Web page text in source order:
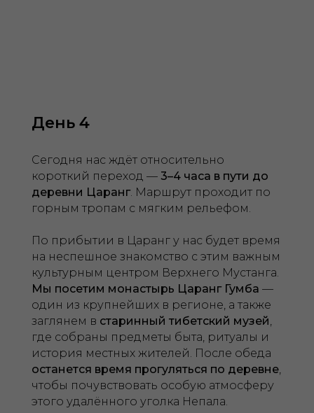
День 4
Сегодня нас ждёт относительно
короткий переход — 3–4 часа в пути до
деревни Царанг. Маршрут проходит по
горным тропам с мягким рельефом.
По прибытии в Царанг у нас будет время
на неспешное знакомство с этим важным
культурным центром Верхнего Мустанга.
Мы посетим монастырь Царанг Гумба —
один из крупнейших в регионе, а также
заглянем в старинный тибетский музей
где собраны предметы быта, ритуалы и
история местных жителей. После обеда
останется время прогуляться по деревне
чтобы почувствовать особую атмосферу
этого удалённого уголка Непала.